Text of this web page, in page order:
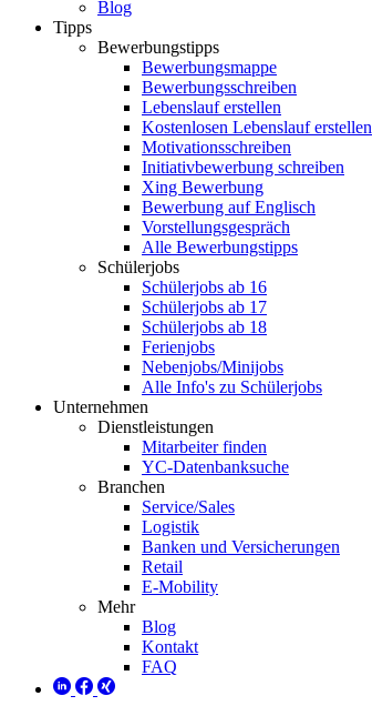
Blog
Tipps
Bewerbungstipps
Bewerbungsmappe
Bewerbungsschreiben
Lebenslauf erstellen
Kostenlosen Lebenslauf erstellen
Motivationsschreiben
Initiativbewerbung schreiben
Xing Bewerbung
Bewerbung auf Englisch
Vorstellungsgespräch
Alle Bewerbungstipps
Schülerjobs
Schülerjobs ab 16
Schülerjobs ab 17
Schülerjobs ab 18
Ferienjobs
Nebenjobs/Minijobs
Alle Info's zu Schülerjobs
Unternehmen
Dienstleistungen
Mitarbeiter finden
YC-Datenbanksuche
Branchen
Service/Sales
Logistik
Banken und Versicherungen
Retail
E-Mobility
Mehr
Blog
Kontakt
FAQ